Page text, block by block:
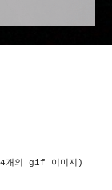
4개의 gif 이미지)